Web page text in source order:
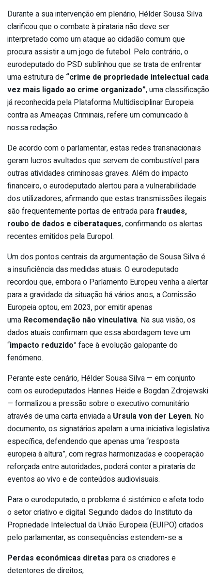
Durante a sua intervenção em plenário, Hélder Sousa Silva
clarificou que o combate à pirataria não deve ser
interpretado como um ataque ao cidadão comum que
procura assistir a um jogo de futebol. Pelo contrário, o
eurodeputado do PSD sublinhou que se trata de enfrentar
uma estrutura de “crime de propriedade intelectual cada
vez mais ligado ao crime organizado”, uma classificação
já reconhecida pela Plataforma Multidisciplinar Europeia
contra as Ameaças Criminais, refere um comunicado à
nossa redação.
De acordo com o parlamentar, estas redes transnacionais
geram lucros avultados que servem de combustível para
outras atividades criminosas graves. Além do impacto
financeiro, o eurodeputado alertou para a vulnerabilidade
dos utilizadores, afirmando que estas transmissões ilegais
são frequentemente portas de entrada para fraudes,
roubo de dados e ciberataques, confirmando os alertas
recentes emitidos pela Europol.
Um dos pontos centrais da argumentação de Sousa Silva é
a insuficiência das medidas atuais. O eurodeputado
recordou que, embora o Parlamento Europeu venha a alertar
para a gravidade da situação há vários anos, a Comissão
Europeia optou, em 2023, por emitir apenas
uma Recomendação não vinculativa. Na sua visão, os
dados atuais confirmam que essa abordagem teve um
“impacto reduzido” face à evolução galopante do
fenómeno.
Perante este cenário, Hélder Sousa Silva — em conjunto
com os eurodeputados Hannes Heide e Bogdan Zdrojewski
— formalizou a pressão sobre o executivo comunitário
através de uma carta enviada a Ursula von der Leyen. No
documento, os signatários apelam a uma iniciativa legislativa
específica, defendendo que apenas uma “resposta
europeia à altura”, com regras harmonizadas e cooperação
reforçada entre autoridades, poderá conter a pirataria de
eventos ao vivo e de conteúdos audiovisuais.
Para o eurodeputado, o problema é sistémico e afeta todo
o setor criativo e digital. Segundo dados do Instituto da
Propriedade Intelectual da União Europeia (EUIPO) citados
pelo parlamentar, as consequências estendem-se a:
Perdas económicas diretas para os criadores e
detentores de direitos;